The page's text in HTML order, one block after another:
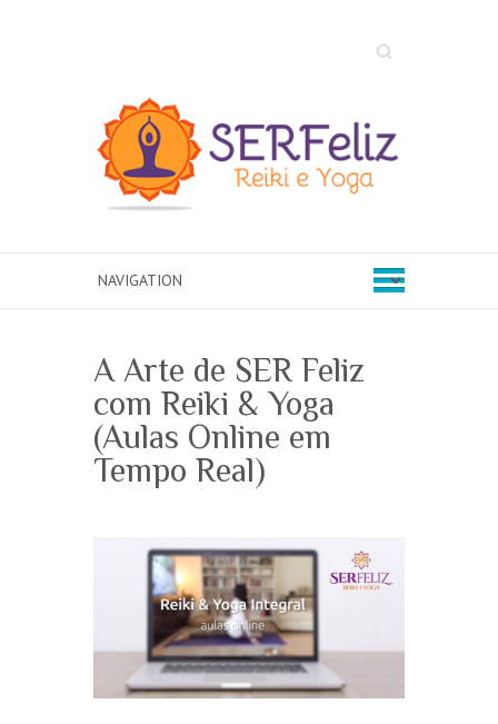
Search
A Arte de SER Feliz
com Reiki & Yoga
(Aulas Online em
Tempo Real)